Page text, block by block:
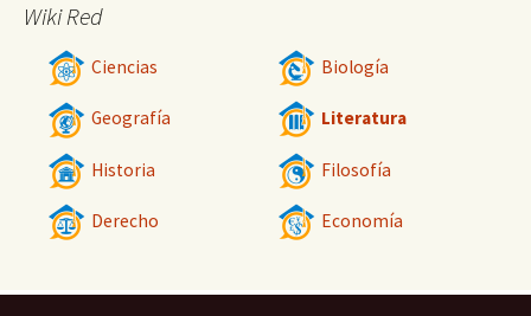
Wiki Red
Ciencias Biología
Geografía Literatura
Historia Filosofía
Derecho Economía